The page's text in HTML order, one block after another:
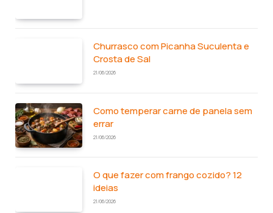
Churrasco com Picanha Suculenta e
Crosta de Sal
21/06/2026
Como temperar carne de panela sem
errar
21/06/2026
O que fazer com frango cozido? 12
ideias
21/06/2026